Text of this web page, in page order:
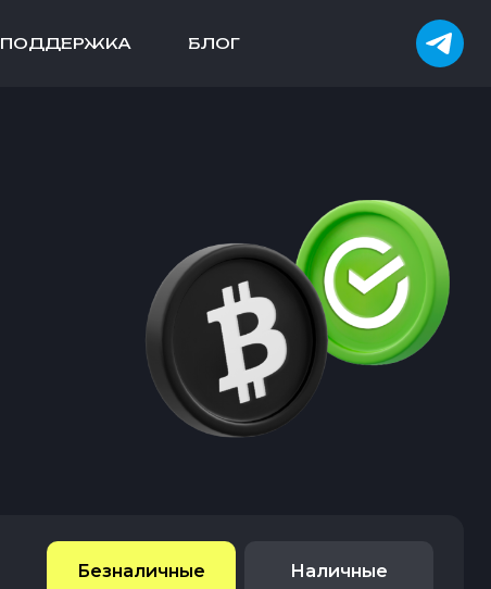
ПОДДЕРЖКА БЛОГ
Безналичные Наличные